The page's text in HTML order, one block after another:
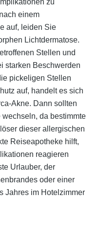
einem
auf, leiden Sie
Lichtdermatose.
Stellen und
starken Beschwerden
pickeligen Stellen
auf, handelt es sich
Akne. Dann sollten
da bestimmte
dieser allergischen
Reiseapotheke hilft,
reagieren
Urlauber, der
oder einer
Jahres im Hotelzimmer